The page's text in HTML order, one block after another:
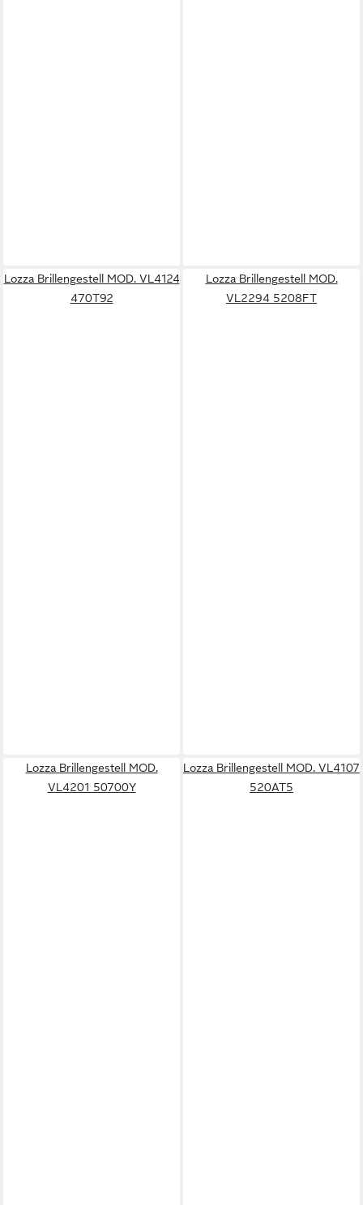
Lozza Brillengestell MOD. VL4124
470T92
Lozza Brillengestell MOD.
VL2294 5208FT
Lozza Brillengestell MOD.
VL4201 50700Y
Lozza Brillengestell MOD. VL4107
520AT5